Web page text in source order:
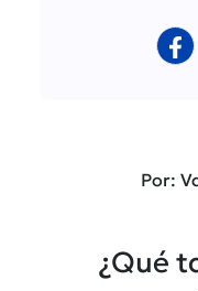
Por:
¿Qué